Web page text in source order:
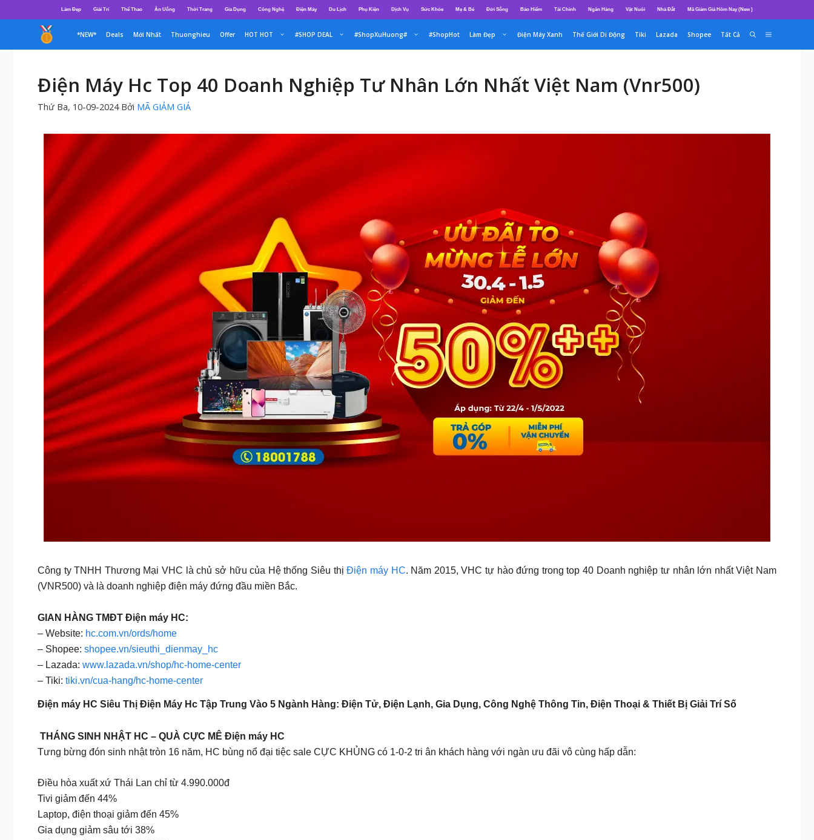
đến
dung
Làm Đẹp Giải Trí Thể Thao Ăn Uống Thời Trang Gia Dụng Công Nghệ Điện Máy Du Lịch Phụ Kiện Dịch Vụ Sức Khỏe Mẹ & Bé Đời Sống Bảo Hiểm Tài Chính Ngân Hàng Vật Nuôi Nhà Đất Mã Giảm Giá Hôm Nay (New )
*NEW* Deals Mới Nhất Thuonghieu Offer HOT HOT #SHOP DEAL #ShopXuHuong# #ShopHot Làm Đẹp Điện Máy Xanh Thế Giới Di Động Tiki Lazada Shopee Tất Cả
Điện Máy Hc Top 40 Doanh Nghiệp Tư Nhân Lớn Nhất Việt Nam (Vnr500)
Thứ Ba, 10-09-2024 Bởi MÃ GIẢM GIÁ
Công ty TNHH Thương Mại VHC là chủ sở hữu của Hệ thống Siêu thịĐiện máy HC. Năm 2015, VHC tự hào đứng trong top 40 Doanh nghiệp tư nhân lớn nhất Việt Nam
(VNR500) và là doanh nghiệp điện máy đứng đầu miền Bắc.
GIAN HÀNG TMĐT Điện máy HC:
– Website: hc.com.vn/ords/home
– Shopee: shopee.vn/sieuthi_dienmay_hc
– Lazada: www.lazada.vn/shop/hc-home-center
– Tiki: tiki.vn/cua-hang/hc-home-center
Điện máy HC Siêu Thị Điện Máy Hc Tập Trung Vào 5 Ngành Hàng: Điện Tử, Điện Lạnh, Gia Dụng, Công Nghệ Thông Tin, Điện Thoại & Thiết Bị Giải Trí Số
THÁNG SINH NHẬT HC – QUÀ CỰC MÊ Điện máy HC
Tưng bừng đón sinh nhật tròn 16 năm, HC bùng nổ đại tiệc sale CỰC KHỦNG có 1-0-2 tri ân khách hàng với ngàn ưu đãi vô cùng hấp dẫn:
Điều hòa xuất xứ Thái Lan chỉ từ 4.990.000đ
Tivi giảm đến 44%
Laptop, điện thoại giảm đến 45%
Gia dụng giảm sâu tới 38%